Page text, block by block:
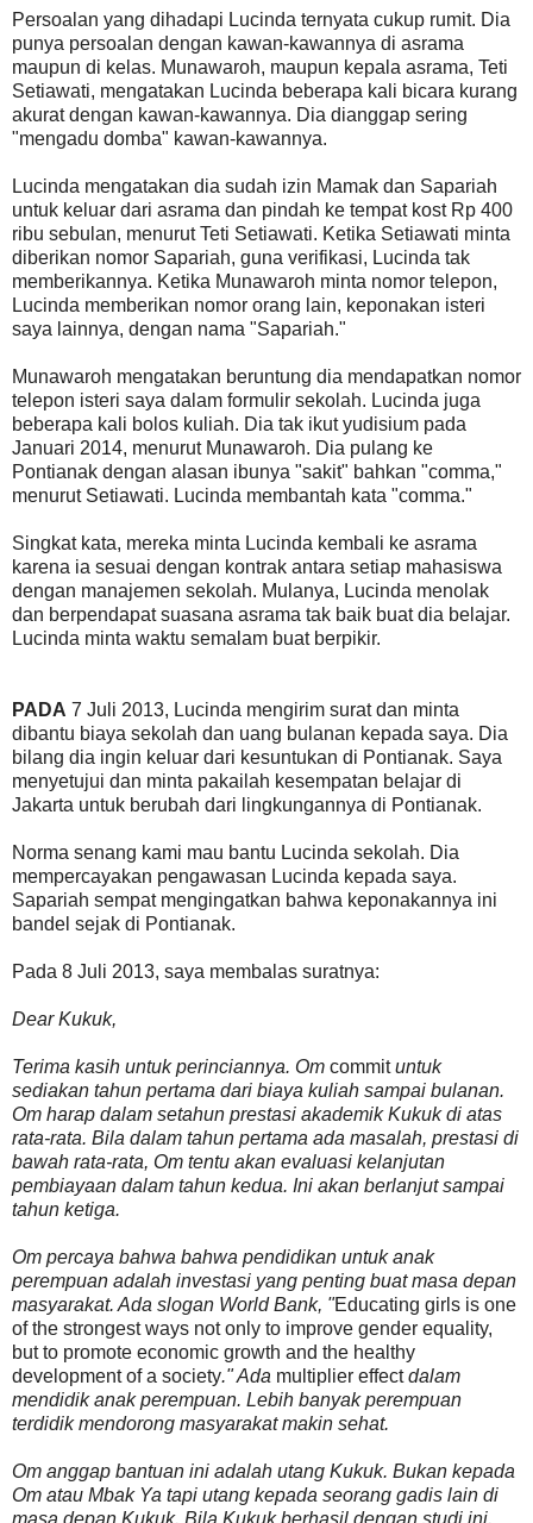
Persoalan yang dihadapi Lucinda ternyata cukup rumit. Dia
punya persoalan dengan kawan-kawannya di asrama
maupun di kelas. Munawaroh, maupun kepala asrama, Teti
Setiawati, mengatakan Lucinda beberapa kali bicara kurang
akurat dengan kawan-kawannya. Dia dianggap sering
"mengadu domba" kawan-kawannya.
Lucinda mengatakan dia sudah izin Mamak dan Sapariah
untuk keluar dari asrama dan pindah ke tempat kost Rp 400
ribu sebulan, menurut Teti Setiawati. Ketika Setiawati minta
diberikan nomor Sapariah, guna verifikasi, Lucinda tak
memberikannya. Ketika Munawaroh minta nomor telepon,
Lucinda memberikan nomor orang lain, keponakan isteri
saya lainnya, dengan nama "Sapariah."
Munawaroh mengatakan beruntung dia mendapatkan nomor
telepon isteri saya dalam formulir sekolah. Lucinda juga
beberapa kali bolos kuliah. Dia tak ikut yudisium pada
Januari 2014, menurut Munawaroh. Dia pulang ke
Pontianak dengan alasan ibunya "sakit" bahkan "comma,"
menurut Setiawati. Lucinda membantah kata "comma."
Singkat kata, mereka minta Lucinda kembali ke asrama
karena ia sesuai dengan kontrak antara setiap mahasiswa
dengan manajemen sekolah. Mulanya, Lucinda menolak
dan berpendapat suasana asrama tak baik buat dia belajar.
Lucinda minta waktu semalam buat berpikir.
PADA 7 Juli 2013, Lucinda mengirim surat dan minta
dibantu biaya sekolah dan uang bulanan kepada saya. Dia
bilang dia ingin keluar dari kesuntukan di Pontianak. Saya
menyetujui dan minta pakailah kesempatan belajar di
Jakarta untuk berubah dari lingkungannya di Pontianak.
Norma senang kami mau bantu Lucinda sekolah. Dia
mempercayakan pengawasan Lucinda kepada saya.
Sapariah sempat mengingatkan bahwa keponakannya ini
bandel sejak di Pontianak.
Pada 8 Juli 2013, saya membalas suratnya:
Dear Kukuk,
Terima kasih untuk perinciannya. Om commituntuk
sediakan tahun pertama dari biaya kuliah sampai bulanan.
Om harap dalam setahun prestasi akademik Kukuk di atas
rata-rata. Bila dalam tahun pertama ada masalah, prestasi di
bawah rata-rata, Om tentu akan evaluasi kelanjutan
pembiayaan dalam tahun kedua. Ini akan berlanjut sampai
tahun ketiga.
Om percaya bahwa bahwa pendidikan untuk anak
perempuan adalah investasi yang penting buat masa depan
masyarakat. Ada slogan World Bank, "Educating girls is one
of the strongest ways not only to improve gender equality,
but to promote economic growth and the healthy
development of a society." Ada multiplier effectdalam
mendidik anak perempuan. Lebih banyak perempuan
terdidik mendorong masyarakat makin sehat.
Om anggap bantuan ini adalah utang Kukuk. Bukan kepada
Om atau Mbak Ya tapi utang kepada seorang gadis lain di